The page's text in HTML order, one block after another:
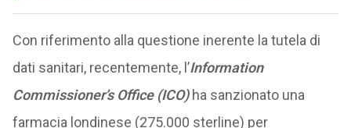
Con riferimento alla questione inerente la tutela di
dati sanitari, recentemente, l’Information
Commissioner’s Office (ICO)ha sanzionato una
farmacia londinese (275.000 sterline) per